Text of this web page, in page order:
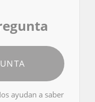
ayudan a saber